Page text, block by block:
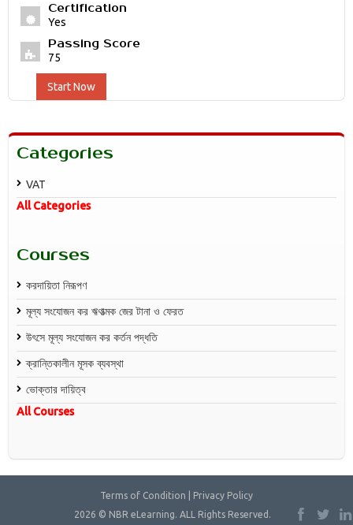
Certification
Yes
Passing Score
75
Start Now
Categories
VAT
All Categories
Courses
করদায়িতা নিরূপণ
মূল্য সংযোজন কর ঋণাত্মক জের টানা ও ফেরত
উৎসে মূল্য সংযোজন কর কর্তন পদ্ধতি
ক্রান্তিকালীন মূসক ব্যবস্থা
ভোক্তার দায়িত্ব
All Courses
Terms of Condition | Privacy Policy
2026 © NBR eLearning. ALL Rights Reserved.